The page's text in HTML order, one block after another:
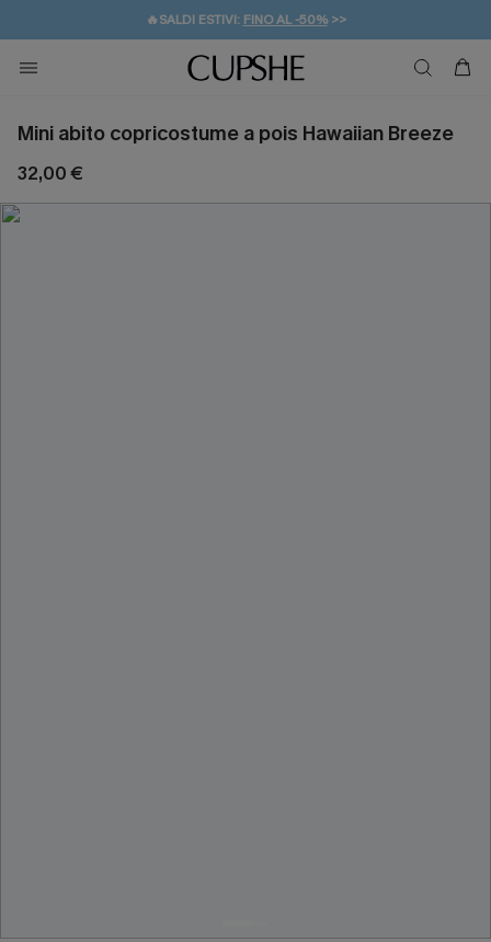
🔥SALDI ESTIVI: FINO AL -50%>>
🚚SPEDIZIONE GRATUITA DA 49€
💌REGALO PER I NUOVI: 20% DI SCONTO*
Mini abito copricostume a pois Hawaiian Breeze
32,00 €